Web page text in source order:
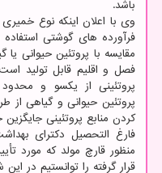
باشد.
وی با اعلان اینکه نوع
فرآورده های گوشتی
مقایسه با پروتئین حیوانی
فصل و اقلیم قابل تولید
پروتئینی از یکسو و
پروتئین حیوانی و گیاهی از
کردن منابع پروتئینی جایگزین
فارغ التحصیل دکترای
منظور قارچ مولد که مورد
قرار گرفته را توانستیم در